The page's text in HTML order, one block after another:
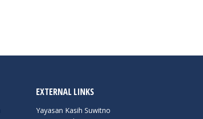
EXTERNAL LINKS
Yayasan Kasih Suwitno